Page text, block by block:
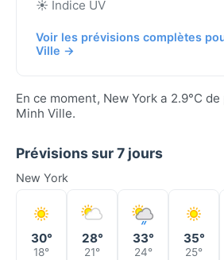
☀️ Indice UV
Voir les prévisions complètes
Ville →
En ce moment, New York a 2.9°C
Minh Ville.
Prévisions sur 7 jours
New York
30°
18°
28°
21°
33°
24°
35°
25°